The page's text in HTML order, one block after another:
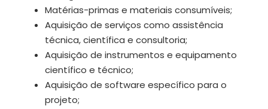
Matérias-primas e materiais consumíveis;
Aquisição de serviços como assistência
técnica, científica e consultoria;
Aquisição de instrumentos e equipamento
científico e técnico;
Aquisição de software específico para o
projeto;